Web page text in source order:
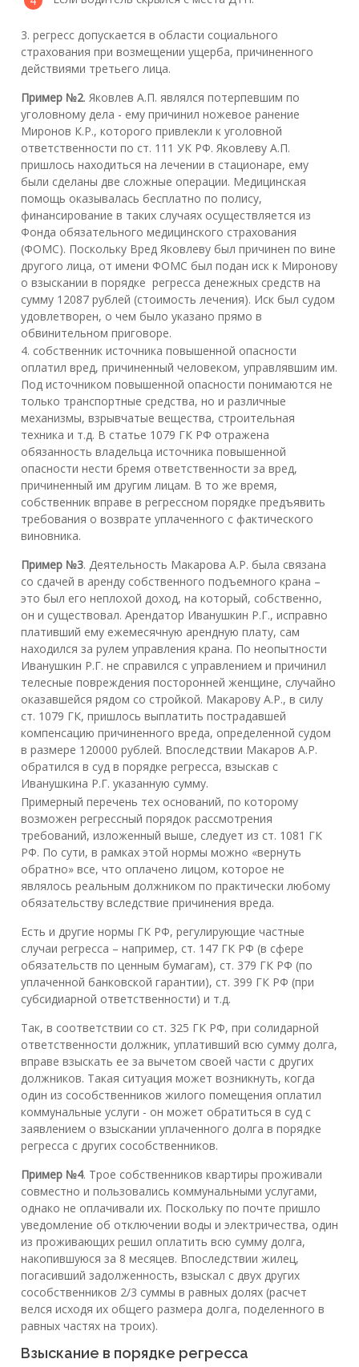
3. регресс допускается в области социального
страхования при возмещении ущерба, причиненного
действиями третьего лица.
Пример №2. Яковлев А.П. являлся потерпевшим по
уголовному дела - ему причинил ножевое ранение
Миронов К.Р., которого привлекли к уголовной
ответственности по ст. 111 УК РФ. Яковлеву А.П.
пришлось находиться на лечении в стационаре, ему
были сделаны две сложные операции. Медицинская
помощь оказывалась бесплатно по полису,
финансирование в таких случаях осуществляется из
Фонда обязательного медицинского страхования
(ФОМС). Поскольку Вред Яковлеву был причинен по вине
другого лица, от имени ФОМС был подан иск к Миронову
о взыскании в порядке регресса денежных средств на
сумму 12087 рублей (стоимость лечения). Иск был судом
удовлетворен, о чем было указано прямо в
обвинительном приговоре.
4. собственник источника повышенной опасности
оплатил вред, причиненный человеком, управлявшим им.
Под источником повышенной опасности понимаются не
только транспортные средства, но и различные
механизмы, взрывчатые вещества, строительная
техника и т.д. В статье 1079 ГК РФ отражена
обязанность владельца источника повышенной
опасности нести бремя ответственности за вред,
причиненный им другим лицам. В то же время,
собственник вправе в регрессном порядке предъявить
требования о возврате уплаченного с фактического
виновника.
Пример №3. Деятельность Макарова А.Р. была связана
со сдачей в аренду собственного подъемного крана –
это был его неплохой доход, на который, собственно,
он и существовал. Арендатор Иванушкин Р.Г., исправно
плативший ему ежемесячную арендную плату, сам
находился за рулем управления крана. По неопытности
Иванушкин Р.Г. не справился с управлением и причинил
телесные повреждения посторонней женщине, случайно
оказавшейся рядом со стройкой. Макарову А.Р., в силу
ст. 1079 ГК, пришлось выплатить пострадавшей
компенсацию причиненного вреда, определенной судом
в размере 120000 рублей. Впоследствии Макаров А.Р.
обратился в суд в порядке регресса, взыскав с
Иванушкина Р.Г. указанную сумму.
Примерный перечень тех оснований, по которому
возможен регрессный порядок рассмотрения
требований, изложенный выше, следует из ст. 1081 ГК
РФ. По сути, в рамках этой нормы можно «вернуть
обратно» все, что оплачено лицом, которое не
являлось реальным должником по практически любому
обязательству вследствие причинения вреда.
Есть и другие нормы ГК РФ, регулирующие частные
случаи регресса – например, ст. 147 ГК РФ (в сфере
обязательств по ценным бумагам), ст. 379 ГК РФ (по
уплаченной банковской гарантии), ст. 399 ГК РФ (при
субсидиарной ответственности) и т.д.
Так, в соответствии со ст. 325 ГК РФ, при солидарной
ответственности должник, уплативший всю сумму долга,
вправе взыскать ее за вычетом своей части с других
должников. Такая ситуация может возникнуть, когда
один из сособственников жилого помещения оплатил
коммунальные услуги - он может обратиться в суд с
заявлением о взыскании уплаченного долга в порядке
регресса с других сособственников.
Пример №4. Трое собственников квартиры проживали
совместно и пользовались коммунальными услугами,
однако не оплачивали их. Поскольку по почте пришло
уведомление об отключении воды и электричества, один
из проживающих решил оплатить всю сумму долга,
накопившуюся за 8 месяцев. Впоследствии жилец,
погасивший задолженность, взыскал с двух других
сособственников 2/3 суммы в равных долях (расчет
велся исходя их общего размера долга, поделенного в
равных частях на троих).
Взыскание в порядке регресса